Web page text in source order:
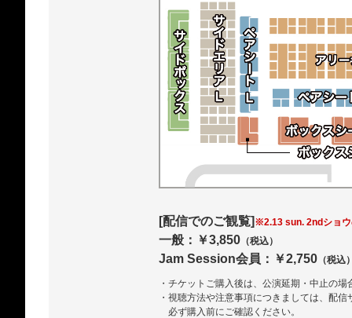
[配信でのご観覧] ※2.13 sun. 2ndショ
一般：￥3,850 （税込）
Jam Session会員：￥2,750 （税込
・チケットご購入後は、公演延期・中止の
・視聴方法や注意事項につきましては、配
必ず購入前にご確認ください。